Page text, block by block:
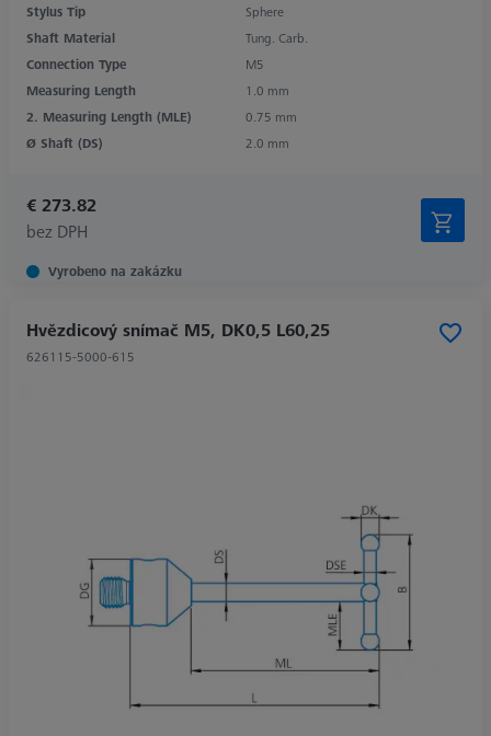
Stylus Tip
Sphere
Shaft Material
Tung. Carb.
Connection Type
M5
Measuring Length
1.0 mm
2. Measuring Length (MLE)
0.75 mm
Ø Shaft (DS)
2.0 mm
€ 273.82
bez DPH
Vyrobeno na zakázku
Hvězdicový snímač M5, DK0,5 L60,25
626115-5000-615